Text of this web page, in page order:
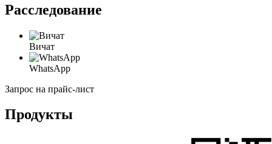
Расследование
Вичат
WhatsApp
Запрос на прайс-лист
Продукты